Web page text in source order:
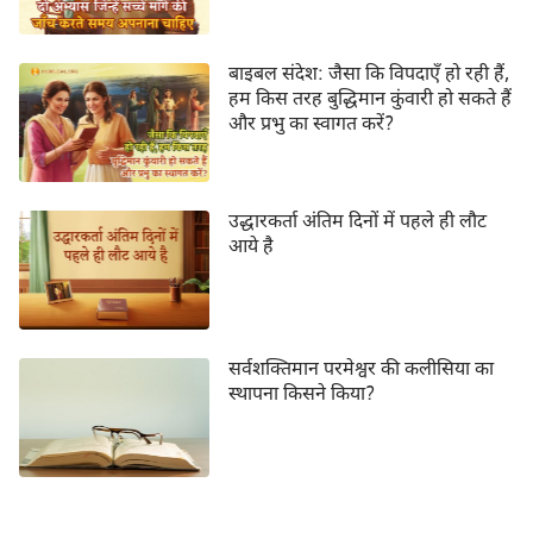
यह किसने स्पष्ट रूप से देखा है? उस समय, प्रभु के वचन मेरे मन
में कौंध गये, "ये लोग जो मुँह से मेरा आदर करते हुए समीप
आते परन्तु अपना मन मुझ से दूर रखते हैं, और जो केवल
मनुष्यों की आज्ञा सुन सुनकर मेरा भय मानते हैं
29:13)। ये वचन मेरी लिए अलार्म-घड़ी के स्वर थे। मैंने इन
पूछा, "इतने सारे लोग प्रत्येक धार्मिक अगुआ का समर्थन और
अनुसरण क्यों करते हैं?"
बाइबल संदेश: जैसा कि विपदाएँ हो रही हैं,
हम किस तरह बुद्धिमान कुंवारी हो सकते हैं
और प्रभु का स्वागत करें?
उद्धारकर्ता अंतिम दिनों में पहले ही लौट
आये है
सर्वशक्तिमान परमेश्वर की कलीसिया का
स्थापना किसने किया?